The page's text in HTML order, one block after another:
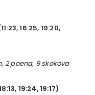
16:25, 19:20,
2 poena, 9 skokova
19:24, 19:17)